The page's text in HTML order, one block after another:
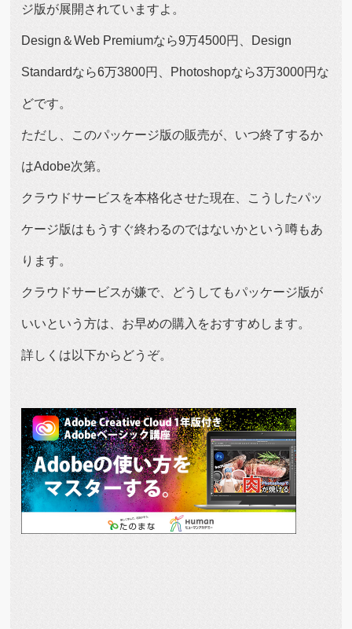
ジ版が展開されていますよ。
Design＆Web Premiumなら9万4500円、Design
Standardなら6万3800円、Photoshopなら3万3000円な
どです。
ただし、このパッケージ版の販売が、いつ終了するか
はAdobe次第。
クラウドサービスを本格化させた現在、こうしたパッ
ケージ版はもうすぐ終わるのではないかという噂もあ
ります。
クラウドサービスが嫌で、どうしてもパッケージ版が
いいという方は、お早めの購入をおすすめします。
詳しくは以下からどうぞ。